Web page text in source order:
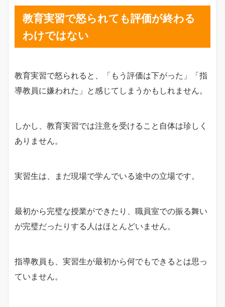
教育実習で怒られても評価が終わる
わけではない
教育実習で怒られると、「もう評価は下がった」「指
導教員に嫌われた」と感じてしまうかもしれません。
しかし、教育実習では注意を受けること自体は珍しく
ありません。
実習生は、まだ現場で学んでいる途中の立場です。
最初から完璧な授業ができたり、職員室での振る舞い
が完璧だったりする人はほとんどいません。
指導教員も、実習生が最初から何でもできるとは思っ
ていません。